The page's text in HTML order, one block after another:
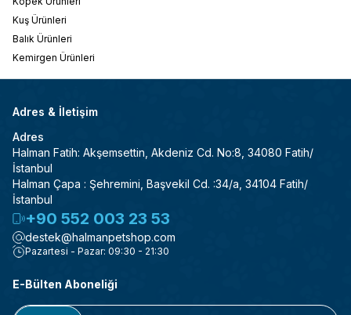
Kuş Ürünleri
Balık Ürünleri
Kemirgen Ürünleri
Adres & İletişim
Adres
Halman Fatih: Akşemsettin, Akdeniz Cd. No:8, 34080 Fatih/
İstanbul
Halman Çapa : Şehremini, Başvekil Cd. :34/a, 34104 Fatih/
İstanbul
+90 552 003 23 53
destek@halmanpetshop.com
Pazartesi - Pazar: 09:30 - 21:30
E-Bülten Aboneliği